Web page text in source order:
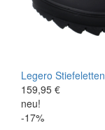
Legero Stiefeletten
159,95 €
neu!
-17%